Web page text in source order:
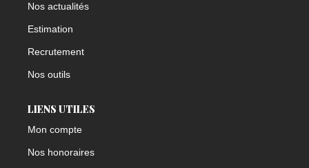
Nos actualités
Estimation
Recrutement
Nos outils
LIENS UTILES
Mon compte
Nos honoraires